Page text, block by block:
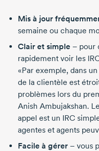
Mis à jour
semaine ou chaque
Clair et simple – pour
rapidement voir les
«Par exemple, dans
de la clientèle est
problèmes lors du
Anish Ambujakshan.
appel est un IRC
agentes et agents
Facile à gérer – vous